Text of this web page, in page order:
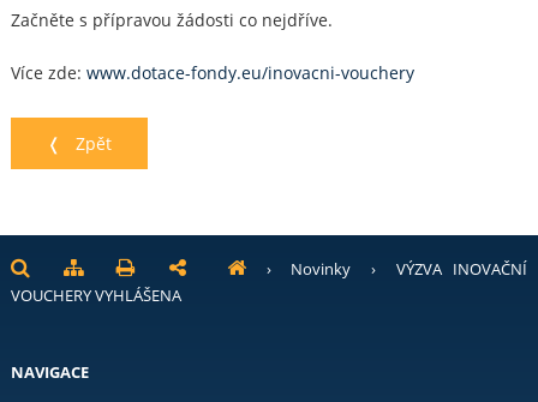
Začněte s přípravou žádosti co nejdříve.
Více zde: www.dotace-fondy.eu/inovacni-vouchery
❬ Zpět
› Novinky ›
VÝZVA INOVAČNÍ
VOUCHERY VYHLÁŠENA
NAVIGACE